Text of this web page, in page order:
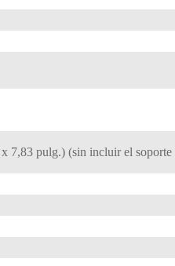
7,83 pulg.) (sin incluir el soporte